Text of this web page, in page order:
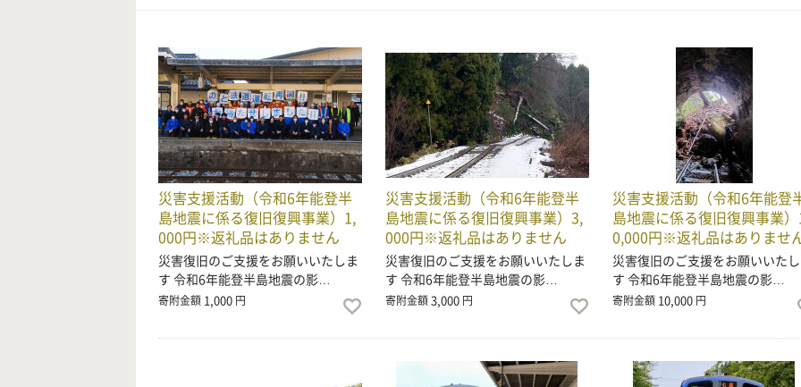
災害支援活動（令和6年能登半
島地震に係る復旧復興事業）1,
000円※返礼品はありません
災害復旧のご支援をお願いいたしま
す 令和6年能登半島地震の影…
寄附金額 1,000 円
災害支援活動（令和6年能登半
島地震に係る復旧復興事業）3,
000円※返礼品はありません
災害復旧のご支援をお願いいたしま
す 令和6年能登半島地震の影…
寄附金額3,000 円
災害支援活動（令和6年能登
島地震に係る復旧復興事業
0,000円※返礼品はありませ
災害復旧のご支援をお願いいた
す 令和6年能登半島地震の影…
寄附金額 10,000 円